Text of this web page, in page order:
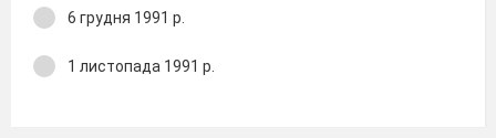
6 грудня 1991 р.
1 листопада 1991 р.